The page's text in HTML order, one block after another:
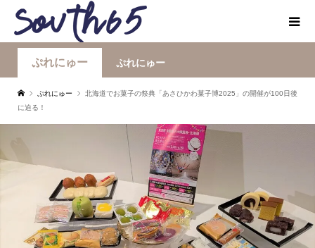
ぷれにゅー ぷれにゅー
ぷれにゅー
北海道でお菓子の祭典「あさひかわ菓子博2025」の開催が100日後
に迫る！